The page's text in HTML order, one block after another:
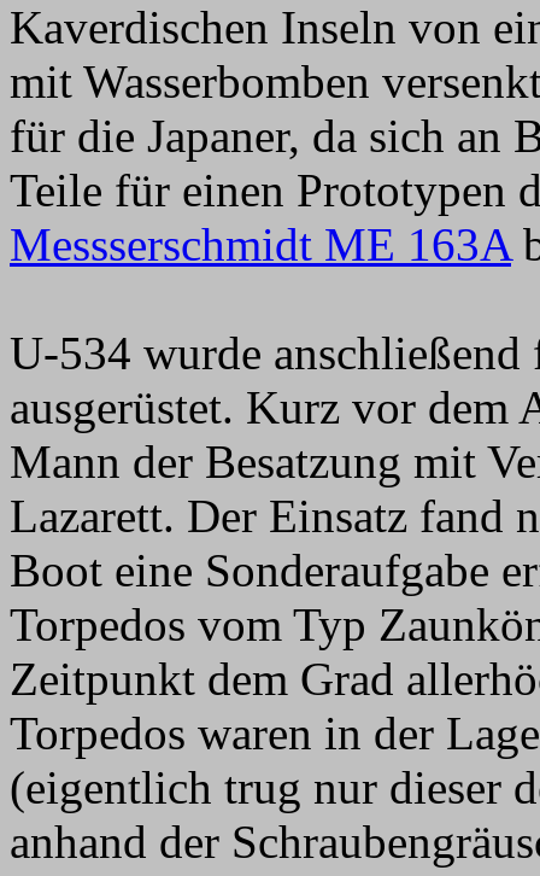
Kaverdischen Inseln von
mit Wasserbomben
für die Japaner, da sich an
Teile für einen Prototypen
Messserschmidt ME 163A
U-534 wurde anschließend
ausgerüstet. Kurz vor dem
Mann der Besatzung mit
Lazarett. Der Einsatz fand
Boot eine Sonderaufgabe
Torpedos vom Typ
Zeitpunkt dem Grad
Torpedos waren in der
(eigentlich trug nur dieser
anhand der